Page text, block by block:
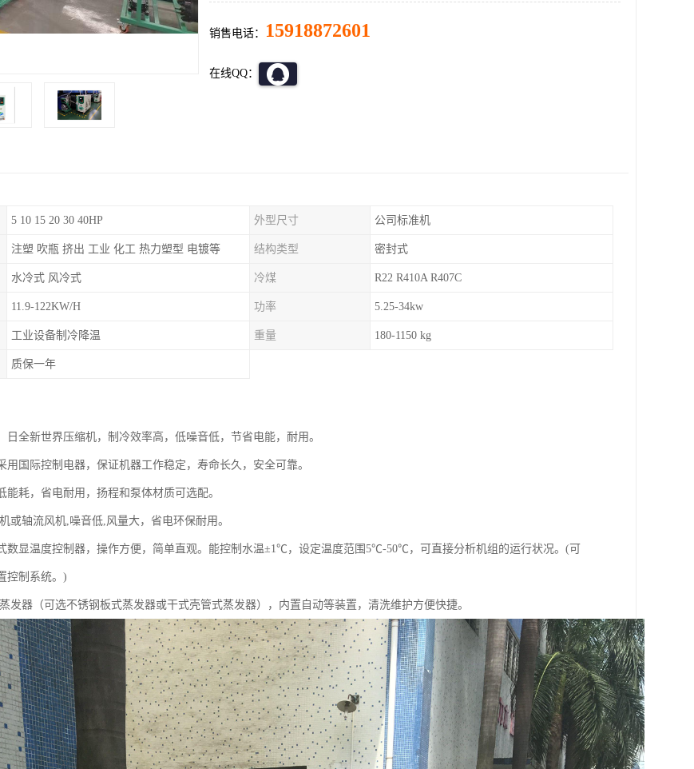
销售电话： 15918872601
在线QQ：
5 10 15 20 30 40HP 外型尺寸 公司标准机
注塑 吹瓶 挤出 工业 化工 热力塑型 电镀等 结构类型 密封式
水冷式 风冷式 冷煤 R22 R410A R407C
11.9-122KW/H 功率 5.25-34kw
工业设备制冷降温 重量 180-1150 kg
质保一年
日全新世界压缩机，制冷效率高，低噪音低，节省电能，耐用。
用国际控制电器，保证机器工作稳定，寿命长久，安全可靠。
能耗，省电耐用，扬程和泵体材质可选配。
或轴流风机,噪音低,风量大，省电环保耐用。
数显温度控制器，操作方便，简单直观。能控制水温±1℃，设定温度范围5℃-50℃，可直接分析机组的运行状况。(可
控制系统。)
发器（可选不锈钢板式蒸发器或干式壳管式蒸发器），内置自动等装置，清洗维护方便快捷。